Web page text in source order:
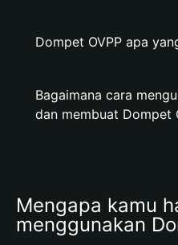
Dompet OVPP apa
Bagaimana cara
dan membuat Dompet
Mengapa kamu
menggunakan